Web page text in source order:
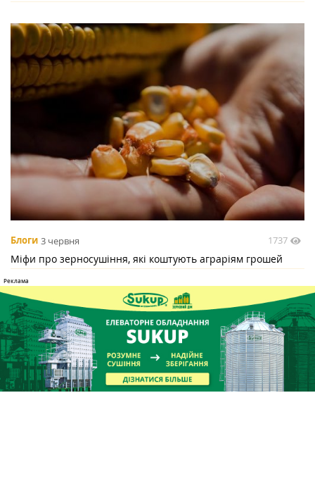
Блоги 3 червня 1737
Міфи про зерносушіння, які коштують аграріям грошей